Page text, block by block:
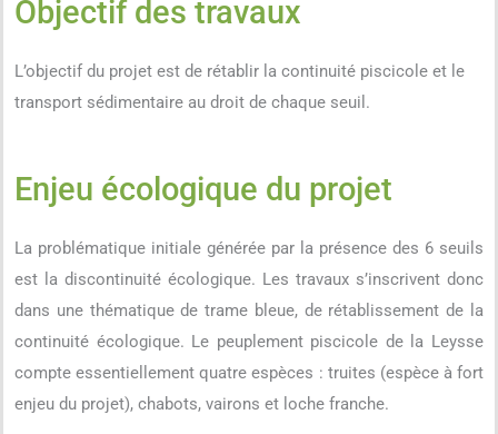
Objectif des travaux
L’objectif du projet est de rétablir la continuité piscicole et le
transport sédimentaire au droit de chaque seuil.
Enjeu écologique du projet
La problématique initiale générée par la présence des 6 seuils
est la discontinuité écologique. Les travaux s’inscrivent donc
dans une thématique de trame bleue, de rétablissement de la
continuité écologique. Le peuplement piscicole de la Leysse
compte essentiellement quatre espèces : truites (espèce à fort
enjeu du projet), chabots, vairons et loche franche.